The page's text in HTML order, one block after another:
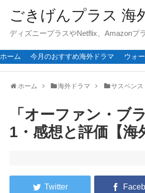
ごきげんプラス 海
ディズニープラスやNetflix、Amazonプ
ホーム 今月のおすすめ海外ドラマ ウォ
ホーム 海外ドラマ サスペンス
「オーファン・ブ
1・感想と評価【海